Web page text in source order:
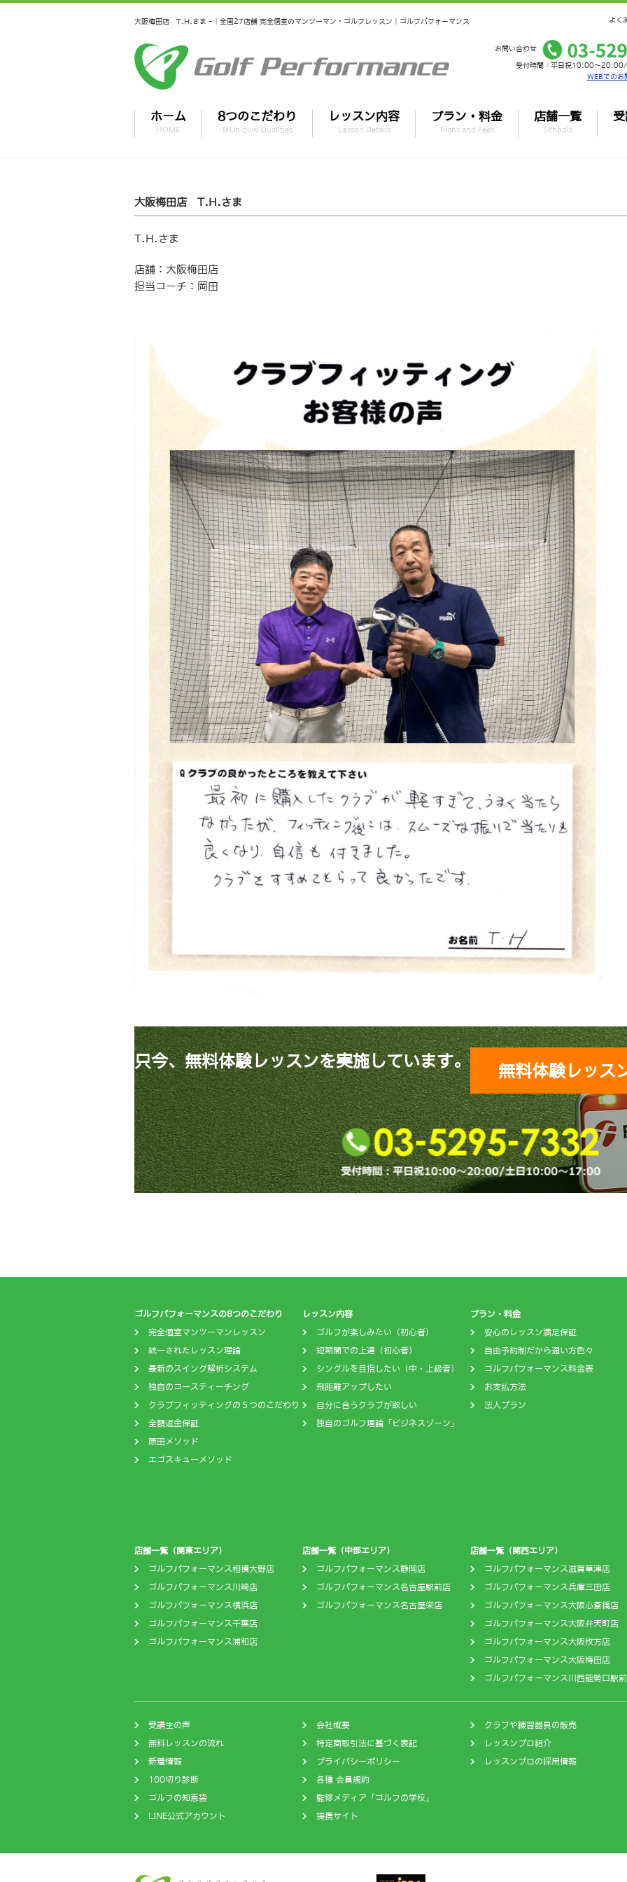
大阪梅田店 T.H.さま -｜全国27店舗 完全個室のマンツーマン・ゴルフレッスン｜ゴルフパフォーマンス よく
お問い合わせ
受付時間：平日祝10:00～
WEBでのお
ホーム
HOME
8つのこだわり
8 Uniquw Qualities
レッスン内容
Lesson Details
プラン・料金
Plans and Fees
店舗一覧
Schools
大阪梅田店 T.H.さま
T.H.さま
店舗：大阪梅田店
担当コーチ：岡田
只今、無料体験レッスンを実施しています。
無料体験レッス
ゴルフパフォーマンスの8つのこだわり
完全個室マンツーマンレッスン
統一されたレッスン理論
最新のスイング解析システム
独自のコースティーチング
クラブフィッティングの５つのこだわり
全額返金保証
原田メソッド
エゴスキューメソッド
レッスン内容
ゴルフが楽しみたい（初心者）
短期間での上達（初心者）
シングルを目指したい（中・上級者）
飛距離アップしたい
自分に合うクラブが欲しい
独自のゴルフ理論「ビジネスゾーン」
プラン・料金
安心のレッスン満足保証
自由予約制だから通い方色々
ゴルフパフォーマンス料金表
お支払方法
法人プラン
店舗一覧（関東エリア）
ゴルフパフォーマンス相模大野店
ゴルフパフォーマンス川崎店
ゴルフパフォーマンス横浜店
ゴルフパフォーマンス千葉店
ゴルフパフォーマンス浦和店
店舗一覧（中部エリア）
ゴルフパフォーマンス静岡店
ゴルフパフォーマンス名古屋駅前店
ゴルフパフォーマンス名古屋栄店
店舗一覧（関西エリア）
ゴルフパフォーマンス滋賀草津店
ゴルフパフォーマンス兵庫三田店
ゴルフパフォーマンス大阪心斎橋店
ゴルフパフォーマンス大阪弁天町店
ゴルフパフォーマンス大阪枚方店
ゴルフパフォーマンス大阪梅田店
ゴルフパフォーマンス川西能勢口駅
受講生の声
無料レッスンの流れ
新着情報
100切り診断
ゴルフの知恵袋
LINE公式アカウント
会社概要
特定商取引法に基づく表記
プライバシーポリシー
各種 会員規約
監修メディア「ゴルフの学校」
提携サイト
クラブや練習器具の販売
レッスンプロ紹介
レッスンプロの採用情報